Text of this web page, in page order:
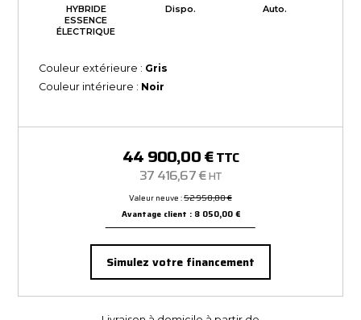
HYBRIDE
ESSENCE
ÉLECTRIQUE
Dispo. Auto.
Couleur extérieure : Gris
Couleur intérieure : Noir
44 900,00 €TTC
37 416,67 €HT
Valeur neuve :52 950,00 €
Avantage client : 8 050,00 €
Simulez votre financement